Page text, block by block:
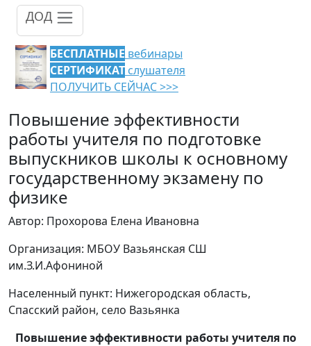
ДОД
БЕСПЛАТНЫЕ вебинары
СЕРТИФИКАТ слушателя
ПОЛУЧИТЬ СЕЙЧАС >>>
Повышение эффективности
работы учителя по подготовке
выпускников школы к основному
государственному экзамену по
физике
Автор: Прохорова Елена Ивановна
Организация: МБОУ Вазьянская СШ
им.З.И.Афониной
Населенный пункт: Нижегородская область,
Спасский район, село Вазьянка
Повышение эффективности работы учителя по